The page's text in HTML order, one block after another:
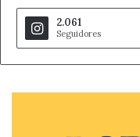
2.061
Seguidores